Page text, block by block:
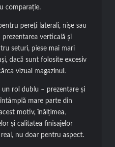
comparație.
pereți laterali, nișe sau
prezentarea verticală și
seturi, piese mai mari
dacă sunt folosite excesiv
vizual magazinul.
un rol dublu – prezentare și
mare parte din
motiv, înălțimea,
și calitatea finisajelor
nu doar pentru aspect.